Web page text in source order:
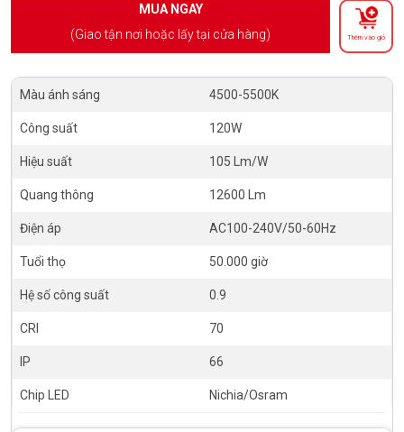
MUA NGAY
(Giao tận nơi hoặc lấy tại cửa hàng)
Thêm vào giỏ
Màu ánh sáng 4500-5500K
Công suất 120W
Hiệu suất 105 Lm/W
Quang thông 12600 Lm
Điện áp AC100-240V/50-60Hz
Tuổi thọ 50.000 giờ
Hệ số công suất 0.9
CRI 70
IP 66
Chip LED Nichia/Osram